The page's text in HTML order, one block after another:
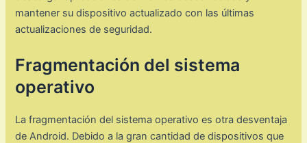
mantener su dispositivo actualizado con las últimas
actualizaciones de seguridad.
Fragmentación del sistema
operativo
La fragmentación del sistema operativo es otra desventaja
de Android. Debido a la gran cantidad de dispositivos que